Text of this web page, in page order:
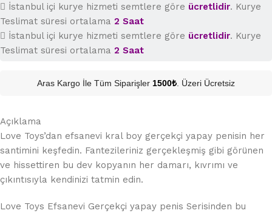
İstanbul içi kurye hizmeti semtlere göre ücretlidir. Kurye
Teslimat süresi ortalama 2 Saat
İstanbul içi kurye hizmeti semtlere göre ücretlidir. Kurye
Teslimat süresi ortalama 2 Saat
Aras Kargo İle Tüm Siparişler 1500₺ . Üzeri Ücretsiz
Açıklama
Love Toys’dan efsanevi kral boy gerçekçi yapay penisin her
santimini keşfedin. Fantezileriniz gerçekleşmiş gibi görünen
ve hissettiren bu dev kopyanın her damarı, kıvrımı ve
çıkıntısıyla kendinizi tatmin edin.
Love Toys Efsanevi Gerçekçi yapay penis Serisinden bu